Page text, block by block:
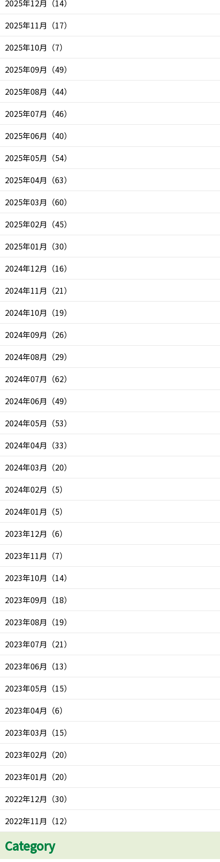
2025年12月 （14）
2025年11月 （17）
2025年10月 （7）
2025年09月 （49）
2025年08月 （44）
2025年07月 （46）
2025年06月 （40）
2025年05月 （54）
2025年04月 （63）
2025年03月 （60）
2025年02月 （45）
2025年01月 （30）
2024年12月 （16）
2024年11月 （21）
2024年10月 （19）
2024年09月 （26）
2024年08月 （29）
2024年07月 （62）
2024年06月 （49）
2024年05月 （53）
2024年04月 （33）
2024年03月 （20）
2024年02月 （5）
2024年01月 （5）
2023年12月 （6）
2023年11月 （7）
2023年10月 （14）
2023年09月 （18）
2023年08月 （19）
2023年07月 （21）
2023年06月 （13）
2023年05月 （15）
2023年04月 （6）
2023年03月 （15）
2023年02月 （20）
2023年01月 （20）
2022年12月 （30）
2022年11月 （12）
Category